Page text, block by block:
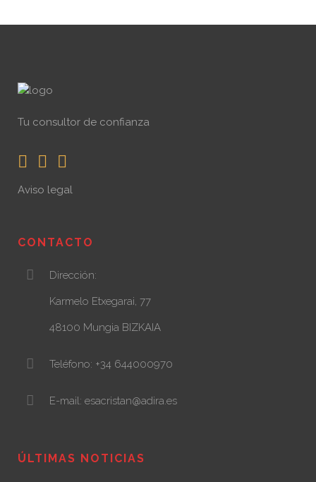
Tu consultor de confianza
Aviso legal
CONTACTO
Dirección:
Karmelo Etxegarai, 77
48100 Mungia BIZKAIA
Teléfono: +34 644000970
E-mail: esacristan@adira.es
ÚLTIMAS NOTICIAS